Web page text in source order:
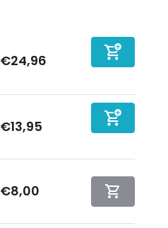
€24,96
€13,95
€8,00